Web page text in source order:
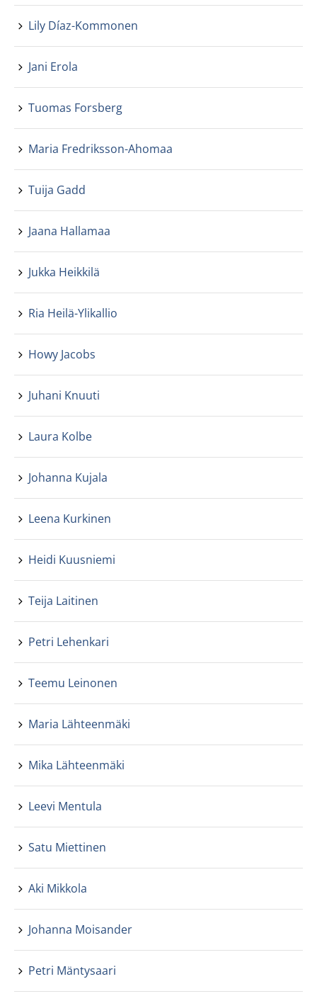
Lily Díaz-Kommonen
Jani Erola
Tuomas Forsberg
Maria Fredriksson-Ahomaa
Tuija Gadd
Jaana Hallamaa
Jukka Heikkilä
Ria Heilä-Ylikallio
Howy Jacobs
Juhani Knuuti
Laura Kolbe
Johanna Kujala
Leena Kurkinen
Heidi Kuusniemi
Teija Laitinen
Petri Lehenkari
Teemu Leinonen
Maria Lähteenmäki
Mika Lähteenmäki
Leevi Mentula
Satu Miettinen
Aki Mikkola
Johanna Moisander
Petri Mäntysaari